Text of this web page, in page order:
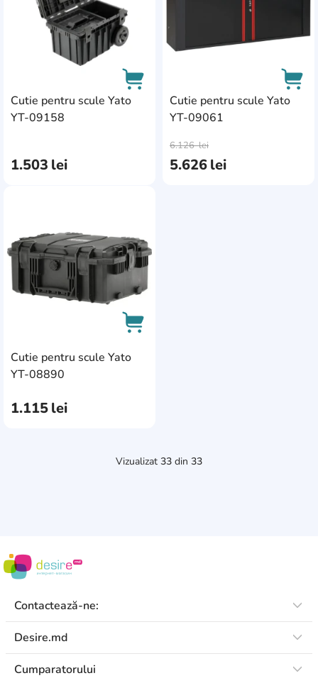
Cutie pentru scule Yato
YT-09158
1.503 lei
Cutie pentru scule Yato
YT-09061
5.626lei
6.126lei
Cutie pentru scule Yato
YT-08890
1.115lei
Vizualizat 33 din 33
Contactează-ne:
Desire.md
Cumparatorului